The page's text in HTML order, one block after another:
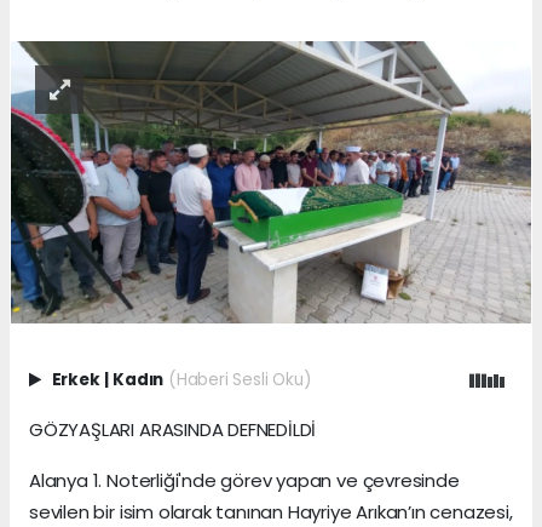
Erkek Kadın (Haberi Sesli Oku)
GÖZYAŞLARI ARASINDA DEFNEDİLDİ
Alanya 1. Noterliği'nde görev yapan ve çevresinde
sevilen bir isim olarak tanınan Hayriye Arıkan’ın cenazesi,